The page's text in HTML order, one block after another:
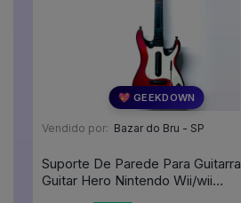
💖 GEEKDOWN
Vendido por: Bazar do Bru - SP
Suporte De Parede Para Guitarra
Guitar Hero Nintendo Wii/wii